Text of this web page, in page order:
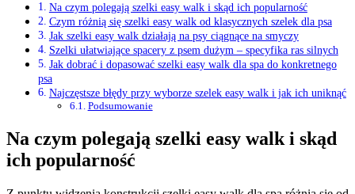
Na czym polegają szelki easy walk i skąd ich popularność
Czym różnią się szelki easy walk od klasycznych szelek dla psa
Jak szelki easy walk działają na psy ciągnące na smyczy
Szelki ułatwiające spacery z psem dużym – specyfika ras silnych
Jak dobrać i dopasować szelki easy walk dla spa do konkretnego
psa
Najczęstsze błędy przy wyborze szelek easy walk i jak ich uniknąć
Podsumowanie
Na czym polegają szelki easy walk i skąd
ich popularność